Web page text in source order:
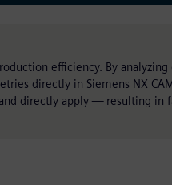
efficiency. By analyzing
directly in Siemens NX
directly apply — resulting in